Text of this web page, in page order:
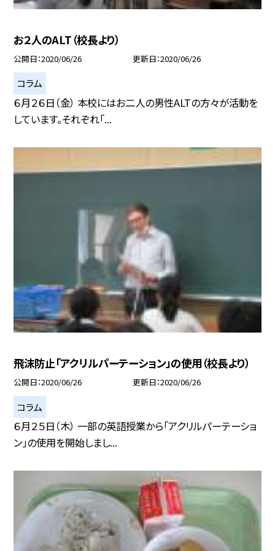
お２人のALT（校長より）
公開日 2020/06/26 更新日 2020/06/26
コラム
６月２６日（金） 本校にはお二人の男性ALTの方々が活動を
しています。それぞれ「...
飛沫防止「アクリルパーテーション」の使用（校長より）
公開日 2020/06/26 更新日 2020/06/26
コラム
６月２５日（木） 一部の英語授業から「アクリルパーテーショ
ン」の使用を開始しまし...